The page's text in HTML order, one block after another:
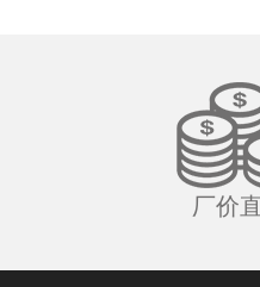
厂价